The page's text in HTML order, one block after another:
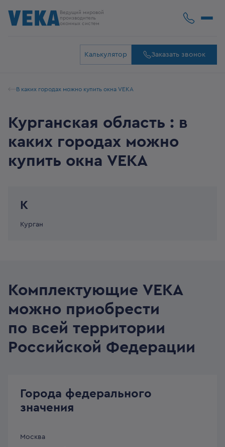
Ведущий мировой
производитель
оконных систем
Калькулятор Заказать звонок
В каких городах можно купить окна VEKA
Курганская область : в
каких городах можно
купить окна VEKA
К
Курган
Комплектующие VEKA
можно приобрести
по всей территории
Российской Федерации
Города федерального
значения
Москва